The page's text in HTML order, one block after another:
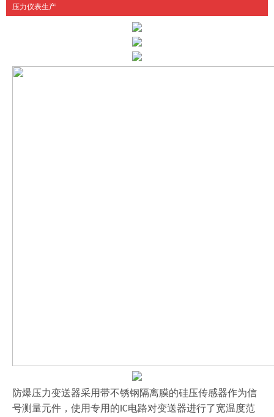
压力仪表生产
防爆压力变送器采用带不锈钢隔离膜的硅压传感器作为信
号测量元件，使用专用的 IC电路对变送器进行了宽温度范